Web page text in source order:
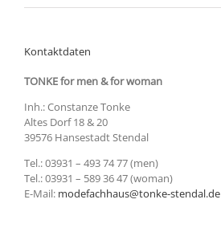
Kontaktdaten
TONKE for men & for woman
Inh.: Constanze Tonke
Altes Dorf 18 & 20
39576 Hansestadt Stendal
Tel.: 03931 – 493 74 77 (men)
Tel.: 03931 – 589 36 47 (woman)
E-Mail: modefachhaus@tonke-stendal.de